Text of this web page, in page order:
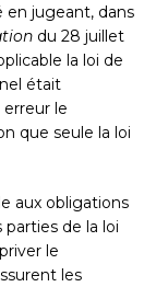
jugeant, dans
du 28 juillet
la loi de
était
erreur le
que seule la loi
aux obligations
de la loi
le
les